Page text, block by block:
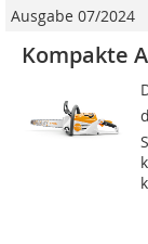
Ausgabe 07/2024
Kompakte